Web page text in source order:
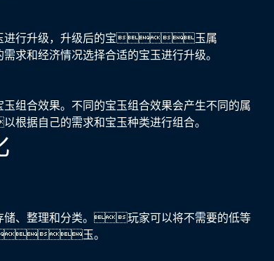
玉进行升级，升级后的宝玉属
和经济情况选择合适的宝玉进行升级。
组合效果。不同的宝玉组合效果会产生不同的属
己的需求和宝玉种类进行组合。
储、整理和分类。玩家可以将不需要的低等
玉。